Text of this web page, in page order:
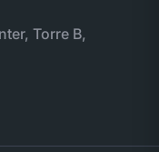
Torre B,